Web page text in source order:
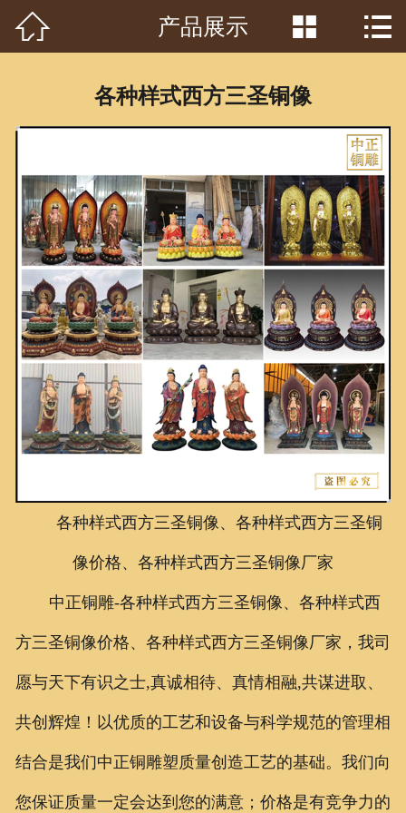
首页
客户见证
常识问答
新闻资讯
荣誉资质
泥塑鉴赏
联系我们
 产品展示  
各种样式西方三圣铜像
各种样式西方三圣铜像、各种样式西方三圣铜
像价格、各种样式西方三圣铜像厂家
中正铜雕-各种样式西方三圣铜像、各种样式西
方三圣铜像价格、各种样式西方三圣铜像厂家，我司
愿与天下有识之士,真诚相待、真情相融,共谋进取、
共创辉煌！以优质的工艺和设备与科学规范的管理相
结合是我们中正铜雕塑质量创造工艺的基础。我们向
您保证质量一定会达到您的满意；价格是有竞争力的